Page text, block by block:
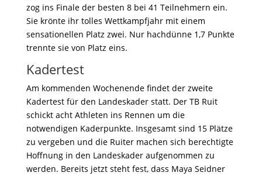
zog ins Finale der besten 8 bei 41 Teilnehmern ein.
Sie krönte ihr tolles Wettkampfjahr mit einem
sensationellen Platz zwei. Nur hachdünne 1,7 Punkte
trennte sie von Platz eins.
Kadertest
Am kommenden Wochenende findet der zweite
Kadertest für den Landeskader statt. Der TB Ruit
schickt acht Athleten ins Rennen um die
notwendigen Kaderpunkte. Insgesamt sind 15 Plätze
zu vergeben und die Ruiter machen sich berechtigte
Hoffnung in den Landeskader aufgenommen zu
werden. Bereits jetzt steht fest, dass Maya Seidner